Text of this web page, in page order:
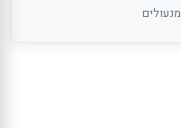
מנעולים